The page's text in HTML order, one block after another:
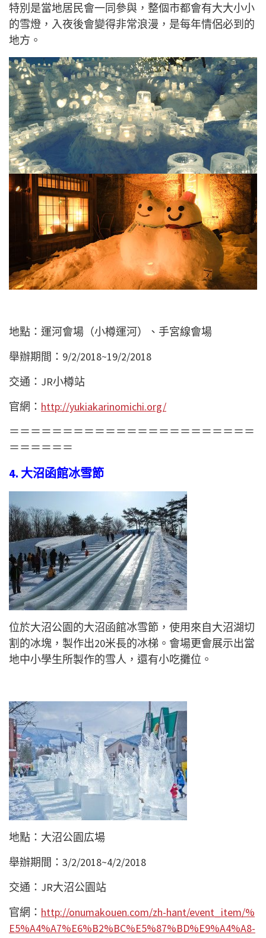
特別是當地居民會一同參與，整個市都會有大大小小
的雪燈，入夜後會變得非常浪漫，是每年情侶必到的
地方。
地點：運河會場（小樽運河）、手宮線會場
舉辦期間：9/2/2018~19/2/2018
交通：JR小樽站
官網： http://yukiakarinomichi.org/
＝＝＝＝＝＝＝＝＝＝＝＝＝＝＝＝＝＝＝＝＝＝＝
＝＝＝＝＝＝
4. 大沼函館冰雪節
位於大沼公園的大沼函館冰雪節，使用來自大沼湖切
割的冰塊，製作出20米長的冰梯。會場更會展示出當
地中小學生所製作的雪人，還有小吃攤位。
地點：大沼公園広場
舉辦期間：3/2/2018~4/2/2018
交通：JR大沼公園站
官網： http://onumakouen.com/zh-hant/event_item/%
E5%A4%A7%E6%B2%BC%E5%87%BD%E9%A4%A8-